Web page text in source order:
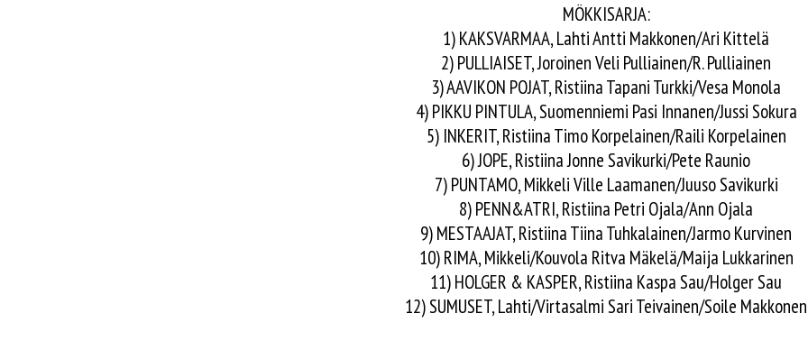
MÖKKISARJA:
1) KAKSVARMAA, Lahti Antti Makkonen/Ari Kittelä
2) PULLIAISET, Joroinen Veli Pulliainen/R. Pulliainen
3) AAVIKON POJAT, Ristiina Tapani Turkki/Vesa Monola
4) PIKKU PINTULA, Suomenniemi Pasi Innanen/Jussi Sokura
5) INKERIT, Ristiina Timo Korpelainen/Raili Korpelainen
6) JOPE, Ristiina Jonne Savikurki/Pete Raunio
7) PUNTAMO, Mikkeli Ville Laamanen/Juuso Savikurki
8) PENN&ATRI, Ristiina Petri Ojala/Ann Ojala
9) MESTAAJAT, Ristiina Tiina Tuhkalainen/Jarmo Kurvinen
10) RIMA, Mikkeli/Kouvola Ritva Mäkelä/Maija Lukkarinen
11) HOLGER & KASPER, Ristiina Kaspa Sau/Holger Sau
12) SUMUSET, Lahti/Virtasalmi Sari Teivainen/Soile Makkonen